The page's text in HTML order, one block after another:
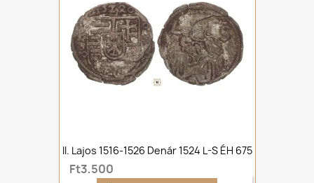
II. Lajos 1516-1526 Denár 1524 L-S ÉH 675
Ft3,500